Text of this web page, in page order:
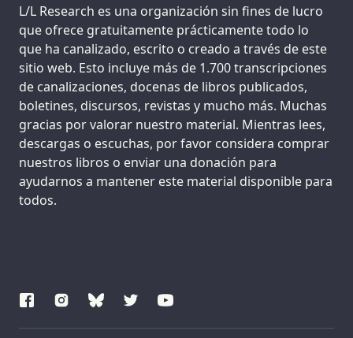
Support us:
L/L Research es una organización sin fines de lucro
que ofrece gratuitamente prácticamente todo lo
que ha canalizado, escrito o creado a través de este
sitio web. Esto incluye más de 1.700 transcripciones
de canalizaciones, docenas de libros publicados,
boletines, discursos, revistas y mucho más. Muchas
gracias por valorar nuestro material. Mientras lees,
descargas o escuchas, por favor considera comprar
nuestros libros o enviar una donación para
ayudarnos a mantener este material disponible para
todos.